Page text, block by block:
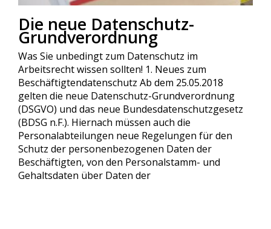
Die neue Datenschutz-
Grundverordnung
Was Sie unbedingt zum Datenschutz im
Arbeitsrecht wissen sollten! 1. Neues zum
Beschäftigtendatenschutz Ab dem 25.05.2018
gelten die neue Datenschutz-Grundverordnung
(DSGVO) und das neue Bundesdatenschutzgesetz
(BDSG n.F.). Hiernach müssen auch die
Personalabteilungen neue Regelungen für den
Schutz der personenbezogenen Daten der
Beschäftigten, von den Personalstamm- und
Gehaltsdaten über Daten der